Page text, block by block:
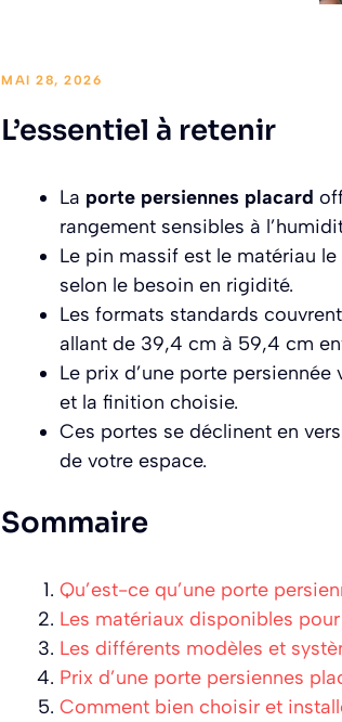
MAI 28, 2026
L’essentiel à retenir
La porte persiennes placard
rangement sensibles à
Le pin massif est le matériau
selon le besoin en rigidité.
Les formats standards
allant de 39,4 cm à 59,4 cm
Le prix d’une porte
et la finition choisie.
Ces portes se déclinent en
de votre espace.
Sommaire
Qu’est-ce qu’une porte
Les matériaux disponibles
Les différents modèles et
Prix d’une porte persiennes
Comment bien choisir et